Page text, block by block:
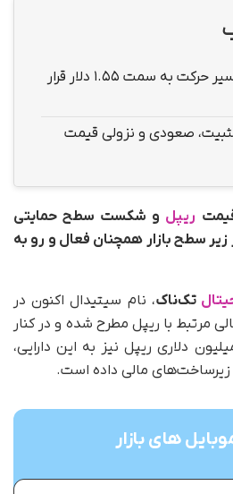
آیا ریپل در مسیر حرکت به سمت ۱.۵۵ دلار قرار
صعودی و نزولی قیمت
ریپل و شکست سطح حمایتی
در زیر سطح بازار همچنان فعال و رو به
تک‌ناک، نام سیتیدال اکنون در
مرتبط با ریپل مطرح شده و در کنار
دور تامین مالی ۵۰۰ میلیون دلاری ریپل نیز به این دارایی،
زیرساخت‌های مالی داده است.
های بازار